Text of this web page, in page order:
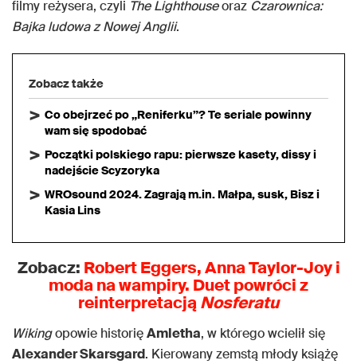
filmy reżysera, czyli The Lighthouseoraz Czarownica:
Bajka ludowa z Nowej Anglii.
Zobacz także
Co obejrzeć po „Reniferku”? Te seriale powinny
wam się spodobać
Początki polskiego rapu: pierwsze kasety, dissy i
nadejście Scyzoryka
WROsound 2024. Zagrają m.in. Małpa, susk, Bisz i
Kasia Lins
Zobacz: Robert Eggers, Anna Taylor-Joy i
moda na wampiry. Duet powróci z
reinterpretacjąNosferatu
Wikingopowie historięAmletha, w którego wcielił się
Alexander Skarsgard. Kierowany zemstą młody książę